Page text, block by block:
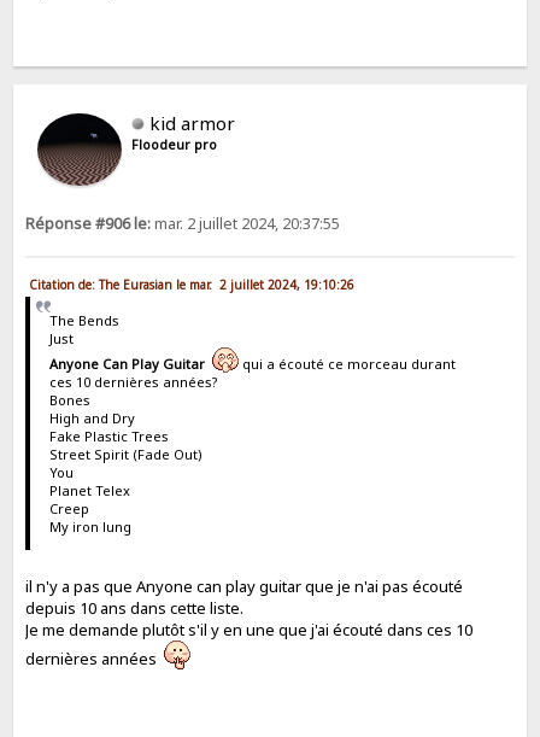
kid armor
Floodeur pro
Réponse #906 le:mar. 2 juillet 2024, 20:37:55
Citation de: The Eurasian le mar. 2 juillet 2024, 19:10:26
The Bends
Just
Anyone Can Play Guitar
qui a écouté ce morceau durant
ces 10 dernières années?
Bones
High and Dry
Fake Plastic Trees
Street Spirit (Fade Out)
You
Planet Telex
Creep
My iron lung
il n'y a pas que Anyone can play guitar que je n'ai pas écouté
depuis 10 ans dans cette liste.
Je me demande plutôt s'il y en une que j'ai écouté dans ces 10
dernières années